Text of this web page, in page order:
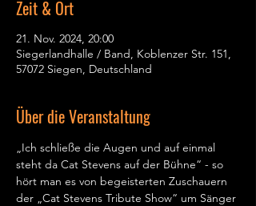
Zeit & Ort
21. Nov. 2024, 20:00
Siegerlandhalle / Band, Koblenzer Str. 151,
57072 Siegen, Deutschland
Über die Veranstaltung
„Ich schließe die Augen und auf einmal
steht da Cat Stevens auf der Bühne“ - so
hört man es von begeisterten Zuschauern
der „Cat Stevens Tribute Show“ um Sänger